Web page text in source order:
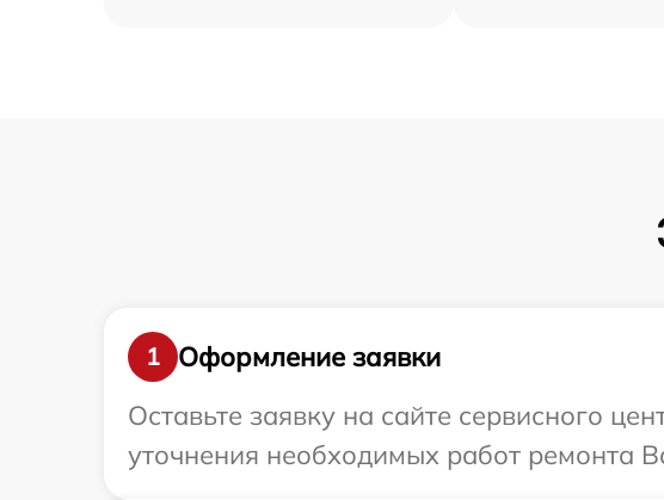
1
Оформление заявки
Оставьте заявку на сайте сервисного
уточнения необходимых работ ремонта